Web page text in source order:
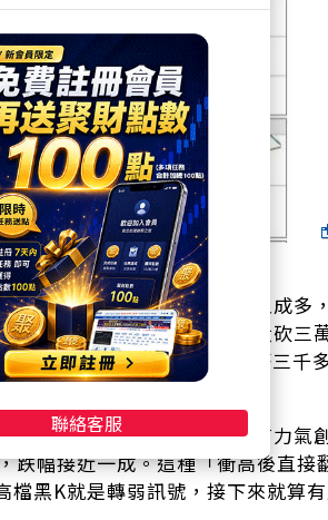
路猛漲、短短八月就衝了五成多
碼。外資五連買之後反手大砍三
到跌停，收在72.9元還掛著三千
。
處置第一天，本來早盤還有力氣
跌幅接近一成。這種「衝高後直接
黑K就是轉弱訊號，接下來就算
聯絡客服